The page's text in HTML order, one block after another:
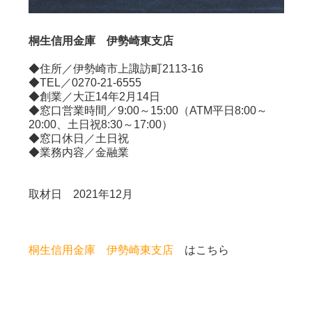
桐生信用金庫 伊勢崎東支店
◆住所／伊勢崎市上諏訪町2113-16
◆TEL／0270-21-6555
◆創業／大正14年2月14日
◆窓口営業時間／9:00～15:00（ATM平日8:00～
20:00、土日祝8:30～17:00）
◆窓口休日／土日祝
◆業務内容／金融業
取材日 2021年12月
桐生信用金庫 伊勢崎東支店 はこちら